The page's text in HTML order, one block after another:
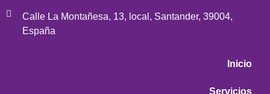
Calle La Montañesa, 13, local, Santander, 39004,
España
Inicio
Servicios